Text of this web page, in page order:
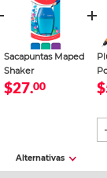
Sacapuntas Maped
Shaker
$27.00
Alternativas